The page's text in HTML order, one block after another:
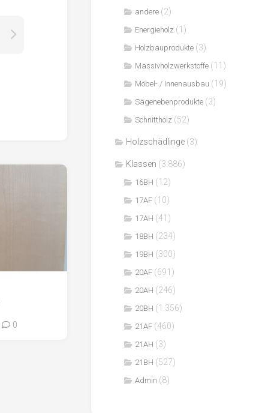
0
andere (2)
Energieholz (1)
Holzbauprodukte (3)
Massivholzwerkstoffe (11)
Möbel- / Innenausbau (19)
Sägenebenprodukte (3)
Schnittholz (52)
Holzschädlinge (3)
Klassen (3.886)
16BH (12)
17AF (10)
17AH (41)
18BH (234)
19BH (300)
20AF (691)
20AH (246)
20BH (1.356)
21AF (460)
21AH (3)
21BH (527)
Admin (8)